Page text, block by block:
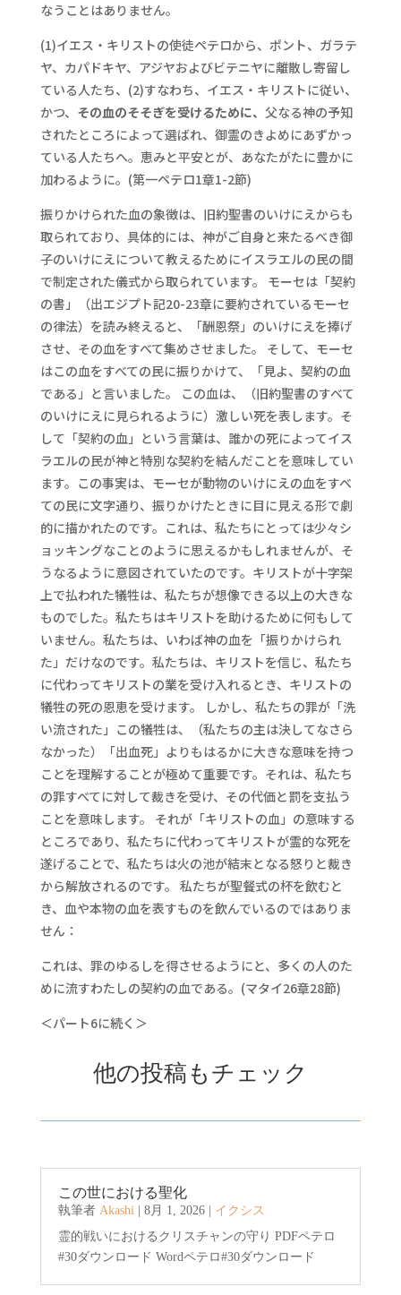
なうことはありません。
(1)イエス・キリストの使徒ペテロから、ポント、ガラテ
ヤ、カパドキヤ、アジヤおよびビテニヤに離散し寄留し
ている人たち、(2)すなわち、イエス・キリストに従い、
かつ、 その血のそそぎを受けるために、 父なる神の予知
されたところによって選ばれ、御霊のきよめにあずかっ
ている人たちへ。恵みと平安とが、あなたがたに豊かに
加わるように。(第一ペテロ1章1-2節)
振りかけられた血の象徴は、旧約聖書のいけにえからも
取られており、具体的には、神がご自身と来たるべき御
子のいけにえについて教えるためにイスラエルの民の間
で制定された儀式から取られています。 モーセは「契約
の書」（出エジプト記20-23章に要約されているモーセ
の律法）を読み終えると、「酬恩祭」のいけにえを捧げ
させ、その血をすべて集めさせました。 そして、モーセ
はこの血をすべての民に振りかけて、「見よ、契約の血
である」と言いました。 この血は、（旧約聖書のすべて
のいけにえに見られるように）激しい死を表します。そ
して「契約の血」という言葉は、誰かの死によってイス
ラエルの民が神と特別な契約を結んだことを意味してい
ます。この事実は、モーセが動物のいけにえの血をすべ
ての民に文字通り、振りかけたときに目に見える形で劇
的に描かれたのです。これは、私たちにとっては少々シ
ョッキングなことのように思えるかもしれませんが、そ
うなるように意図されていたのです。キリストが十字架
上で払われた犠牲は、私たちが想像できる以上の大きな
ものでした。私たちはキリストを助けるために何もして
いません。私たちは、いわば神の血を「振りかけられ
た」だけなのです。私たちは、キリストを信じ、私たち
に代わってキリストの業を受け入れるとき、キリストの
犠牲の死の恩恵を受けます。 しかし、私たちの罪が「洗
い流された」この犠牲は、（私たちの主は決してなさら
なかった）「出血死」よりもはるかに大きな意味を持つ
ことを理解することが極めて重要です。それは、私たち
の罪すべてに対して裁きを受け、その代価と罰を支払う
ことを意味します。 それが「キリストの血」の意味する
ところであり、私たちに代わってキリストが霊的な死を
遂げることで、私たちは火の池が結末となる怒りと裁き
から解放されるのです。 私たちが聖餐式の杯を飲むと
き、血や本物の血を表すものを飲んでいるのではありま
せん：
これは、罪のゆるしを得させるようにと、多くの人のた
めに流すわたしの契約の血である。(マタイ26章28節)
＜パート6に続く＞
他の投稿もチェック
この世における聖化
執筆者 Akashi| 8月 1, 2026| イクシス
霊的戦いにおけるクリスチャンの守り PDFペテロ
#30ダウンロード Wordペテロ#30ダウンロード